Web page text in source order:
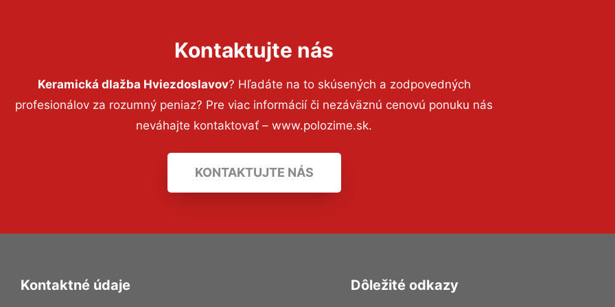
Kontaktujte nás
Keramická dlažba Hviezdoslavov? Hľadáte na to skúsených a zodpovedných
profesionálov za rozumný peniaz? Pre viac informácií či nezáväznú cenovú ponuku nás
neváhajte kontaktovať – www.polozime.sk.
KONTAKTUJTE NÁS
Kontaktné údaje Dôležité odkazy